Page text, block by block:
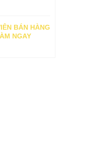
BÁN HÀNG
NGAY